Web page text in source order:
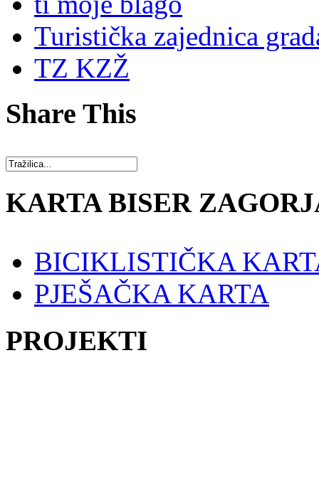
Turistička zajednica
TZ KZŽ
Share This
KARTA BISER
BICIKLISTIČKA
PJEŠAČKA KARTA
PROJEKTI